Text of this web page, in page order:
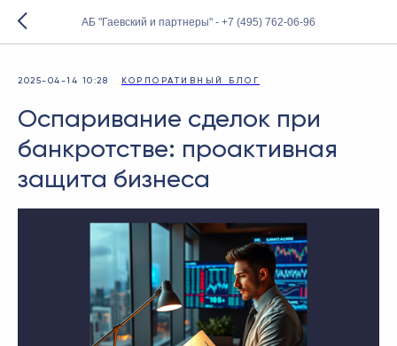
АБ "Гаевский и партнеры" - +7 (495) 762-06-96
2025-04-14 10:28 КОРПОРАТИВНЫЙ БЛОГ
Оспаривание сделок при
банкротстве: проактивная
защита бизнеса